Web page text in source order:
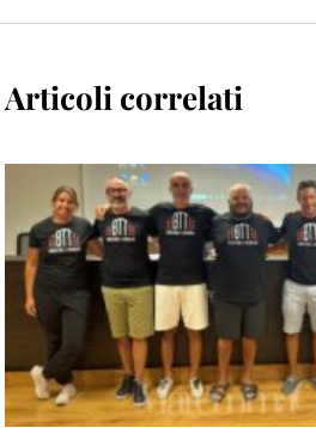
Articoli correlati